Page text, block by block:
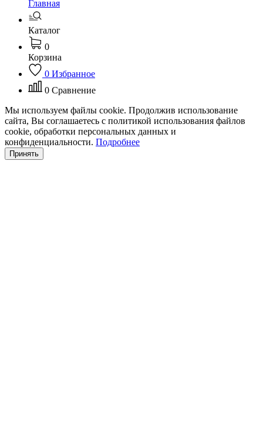
Главная
Каталог
0
Корзина
0 Избранное
0 Сравнение
Мы используем файлы cookie. Продолжив использование
сайта, Вы соглашаетесь с политикой использования файлов
cookie, обработки персональных данных и
конфиденциальности. Подробнее
Принять